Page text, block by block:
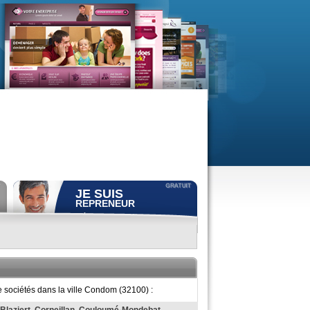
JE SUIS
REPRENEUR
Déposer gratuitementune
ACCÈS REPRENEUR
dans la ville Condom (32100) :